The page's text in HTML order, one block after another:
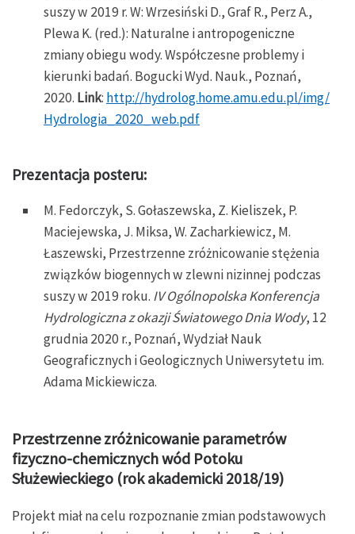
suszy w 2019 r. W: Wrzesiński D., Graf R., Perz A.,
Plewa K. (red.): Naturalne i antropogeniczne
zmiany obiegu wody. Współczesne problemy i
kierunki badań. Bogucki Wyd. Nauk., Poznań,
2020. Link: http://hydrolog.home.amu.edu.pl/img/
Hydrologia_2020_web.pdf
Prezentacja posteru:
M. Fedorczyk, S. Gołaszewska, Z. Kieliszek, P.
Maciejewska, J. Miksa, W. Zacharkiewicz, M.
Łaszewski, Przestrzenne zróżnicowanie stężenia
związków biogennych w zlewni nizinnej podczas
suszy w 2019 roku. IV Ogólnopolska Konferencja
Hydrologiczna z okazji Światowego Dnia Wody, 12
grudnia 2020 r., Poznań, Wydział Nauk
Geograficznych i Geologicznych Uniwersytetu im.
Adama Mickiewicza.
Przestrzenne zróżnicowanie parametrów
fizyczno-chemicznych wód Potoku
Służewieckiego (rok akademicki 2018/19)
Projekt miał na celu rozpoznanie zmian podstawowych